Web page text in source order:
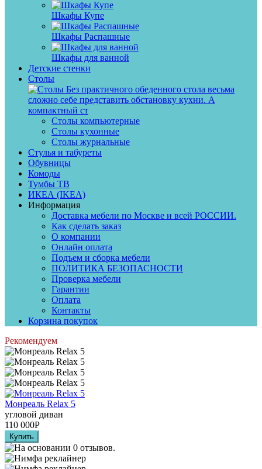
Шкафы Купе
Шкафы Распашные
Шкафы для ванной
Детские стенки
Столы
Без практичного обеденного стола весьма
сложно себе представить обстановку кухни. А
компактный ст
Столы компьютерные
Столы кухонные
Столы журнальные
Стулья и табуреты
Обувницы
Комоды
Тумбы ТВ
ИКЕА (IKEA)
Информация
Доставка мебели по Москве и всей РОССИИ.
Как сделать заказ
О компании
Онлайн оплата
Подъем и сборка мебели
ПОЛИТИКА БЕЗОПАСНОСТИ
Проверка мебели
Гарантии
Оплата
Контакты
Корзина покупок
Рекомендуем
Монреаль Relax 5
угловой диван
110 000Р